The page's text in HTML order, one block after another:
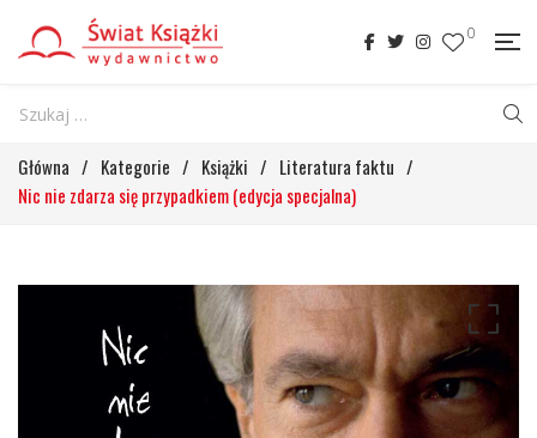
0
Główna / Kategorie / Książki / Literatura faktu /
Nic nie zdarza się przypadkiem (edycja specjalna)